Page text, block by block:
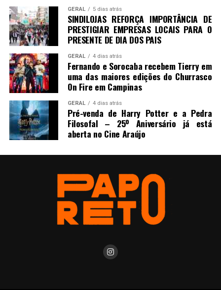
GERAL 5 dias atrás
SINDILOJAS REFORÇA IMPORTÂNCIA DE
PRESTIGIAR EMPRESAS LOCAIS PARA O
PRESENTE DE DIA DOS PAIS
GERAL 4 dias atrás
Fernando e Sorocaba recebem Tierry em
uma das maiores edições do Churrasco
On Fire em Campinas
GERAL 4 dias atrás
Pré-venda de Harry Potter e a Pedra
Filosofal – 25º Aniversário já está
aberta no Cine Araújo